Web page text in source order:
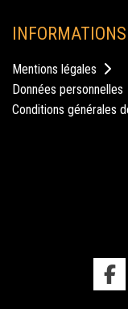
Mentions légales
Données personnelles
Conditions générales